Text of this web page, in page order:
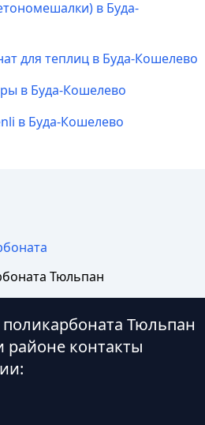
в Буда-
для теплиц в Буда-Кошелево
в Буда-Кошелево
в Буда-Кошелево
Тюльпан
поликарбоната Тюльпан
районе контакты